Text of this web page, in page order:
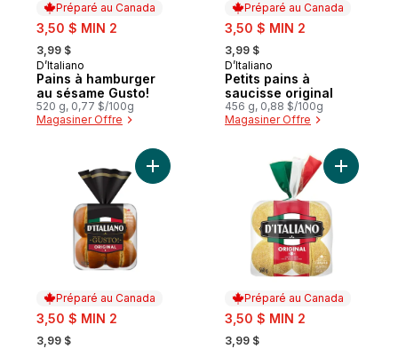
Préparé au Canada
sale:
3,50 $ MIN 2
, formerly:
3,99 $
Préparé au Canada
D’Italiano
Pains à hamburger
au sésame Gusto!
520 g, 0,77 $/100g
Magasiner Offre
Préparé au Canada
sale:
3,50 $ MIN 2
, formerly:
3,99 $
Préparé au Canada
D’Italiano
Petits pains à
saucisse original
456 g, 0,88 $/100g
Magasiner Offre
Préparé au Canada
sale:
3,50 $ MIN 2
, formerly:
3,99 $
Ajouter Pains à hamburger original Gusto!
Préparé au Canada
sale:
3,50 $ MIN 2
, formerly:
3,99 $
Ajouter